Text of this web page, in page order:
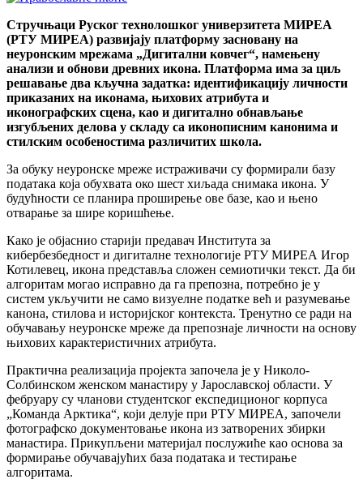
Стручњаци Руског технолошког универзитета МИРЕА
(РТУ МИРЕА) развијају платформу засновану на
неуронским мрежама „Дигитални ковчег“, намењену
анализи и обнови древних икона. Платформа има за циљ
решавање два кључна задатка: идентификацију личности
приказаних на иконама, њихових атрибута и
иконографских сцена, као и дигитално обнављање
изгубљених делова у складу са иконописним канонима и
стилским особеностима различитих школа.
За обуку неуронске мреже истраживачи су формирали базу
података која обухвата око шест хиљада снимака икона. У
будућности се планира проширење ове базе, као и њено
отварање за шире коришћење.
Како је објаснио старији предавач Института за
кибербезбедност и дигиталне технологије РТУ МИРЕА Игор
Котилевец, икона представља сложен семиотички текст. Да би
алгоритам могао исправно да га препозна, потребно је у
систем укључити не само визуелне податке већ и разумевање
канона, стилова и историјског контекста. Тренутно се ради на
обучавању неуронске мреже да препознаје личности на основу
њихових карактеристичних атрибута.
Практична реализација пројекта започела је у Николо-
Солбинском женском манастиру у Јарославској области. У
фебруару су чланови студентског експедиционог корпуса
„Команда Арктика“, који делује при РТУ МИРЕА, започели
фотографско документовање икона из затворених збирки
манастира. Прикупљени материјал послужиће као основа за
формирање обучавајућих база података и тестирање
алгоритама.